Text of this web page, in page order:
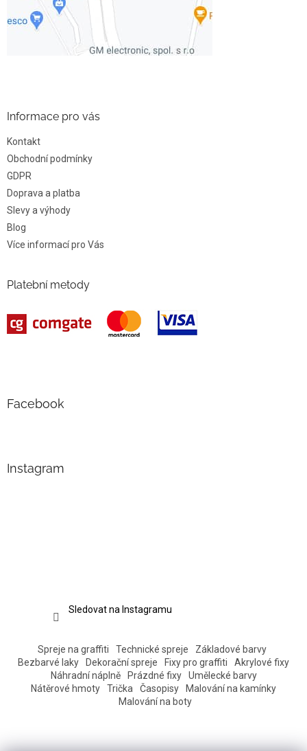
Informace pro vás
Kontakt
Obchodní podmínky
GDPR
Doprava a platba
Slevy a výhody
Blog
Více informací pro Vás
Platební metody
Facebook
Instagram
Sledovat na Instagramu
Spreje na graffiti Technické spreje
Základové barvy
Bezbarvé laky
Dekorační spreje Fixy pro graffiti
Akrylové fixy
Náhradní náplně
Prázdné fixy
Umělecké barvy
Nátěrové hmoty
Trička Časopisy
Malování na kamínky
Malování na boty